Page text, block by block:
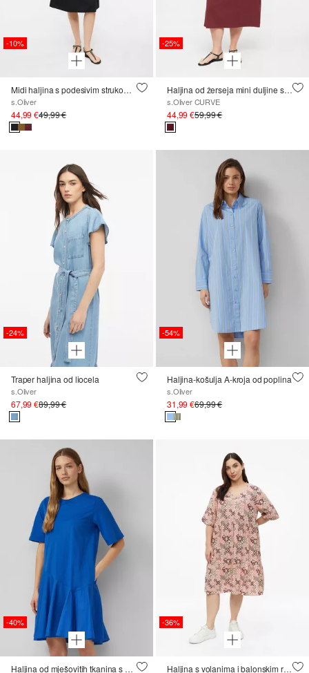
-10%
Midi haljina s podesivim strukom i bočnim džepovima
s.Oliver
44,99 €49,99 €
-25%
Haljina od žerseja mini duljine s vezicom
s.Oliver CURVE
44,99 €59,99 €
-24%
Traper haljina od liocela
s.Oliver
67,99 €89,99 €
-54%
Haljina-košulja A-kroja od poplina
s.Oliver
31,99 €69,99 €
-40%
Haljina od mješovitih tkanina s asimetričnim šavom
-36%
Haljina s volanima i balonskim rukavima